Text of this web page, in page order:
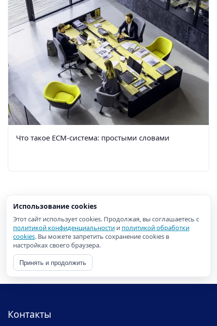
Что такое ECM-система: простыми словами
Использование cookies
Этот сайт использует cookies. Продолжая, вы соглашаетесь с
политикой конфиденциальности и политикой обработки
cookies. Вы можете запретить сохранение cookies в
настройках своего браузера.
Принять и продолжить
Контакты